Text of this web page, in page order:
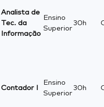
Analista de
Tec. da
Informação
Ensino
Superior
30h
Contador I
Ensino
Superior
30h